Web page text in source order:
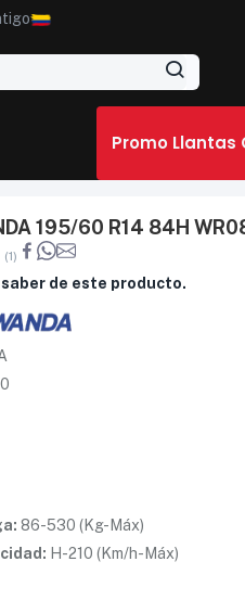
Promo Llantas
195/60 R14 84H
(1)
saber de este producto.
86-530 (Kg-Máx)
H-210 (Km/h-Máx)